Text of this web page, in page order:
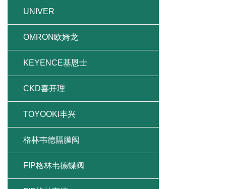
UNIVER
OMRON欧姆龙
KEYENCE基恩士
CKD喜开理
TOYOOKI丰兴
格林韦德隔膜阀
FIP格林韦德蝶阀